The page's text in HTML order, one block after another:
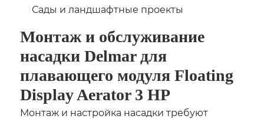
Сады и ландшафтные проекты
Монтаж и обслуживание
насадки Delmar для
плавающего модуля Floating
Display Aerator 3 HP
Монтаж и настройка насадки требуют